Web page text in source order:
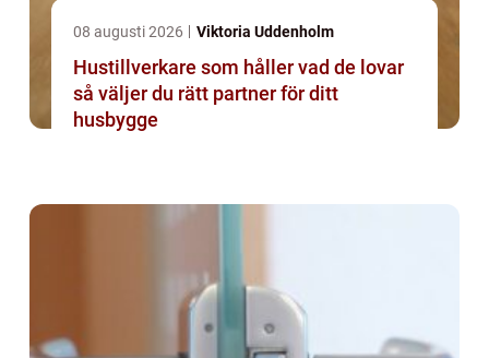
08 augusti 2026 Viktoria Uddenholm
Hustillverkare som håller vad de lovar
så väljer du rätt partner för ditt
husbygge